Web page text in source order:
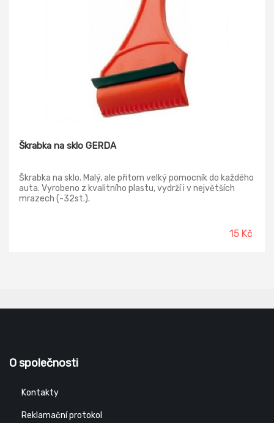
Škrabka na sklo GERDA
Škrabka na sklo. Malý, ale přitom velký pomocník do každého
auta. Vyrobeno z kvalitního plastu, vydrží i v největších
mrazech (-32st.).
15 Kč
O společnosti
Kontakty
Reklamační protokol